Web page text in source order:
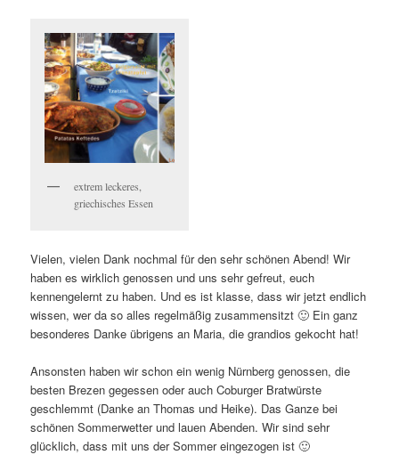
extrem leckeres,
griechisches Essen
Vielen, vielen Dank nochmal für den sehr schönen Abend! Wir
haben es wirklich genossen und uns sehr gefreut, euch
kennengelernt zu haben. Und es ist klasse, dass wir jetzt endlich
wissen, wer da so alles regelmäßig zusammensitzt 🙂 Ein ganz
besonderes Danke übrigens an Maria, die grandios gekocht hat!
Ansonsten haben wir schon ein wenig Nürnberg genossen, die
besten Brezen gegessen oder auch Coburger Bratwürste
geschlemmt (Danke an Thomas und Heike). Das Ganze bei
schönen Sommerwetter und lauen Abenden. Wir sind sehr
glücklich, dass mit uns der Sommer eingezogen ist 🙂